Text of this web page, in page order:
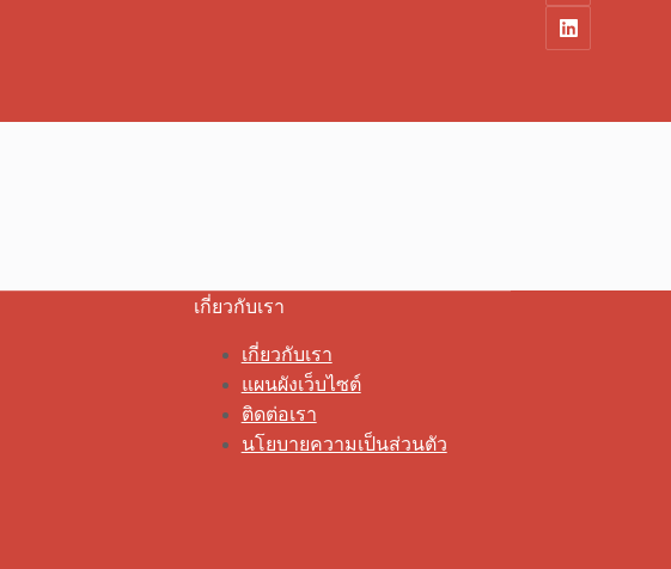
เกี่ยวกับเรา
เกี่ยวกับเรา
แผนผังเว็บไซต์
ติดต่อเรา
นโยบายความเป็นส่วนตัว